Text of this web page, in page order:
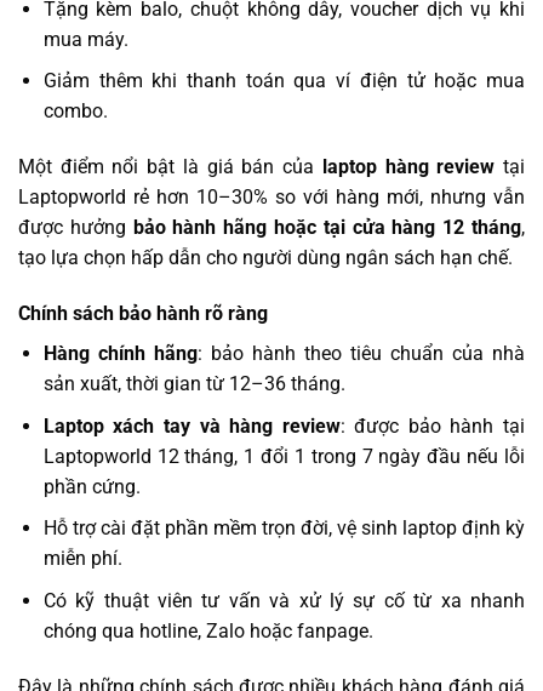
Tặng kèm balo, chuột không dây, voucher dịch vụ khi
mua máy.
Giảm thêm khi thanh toán qua ví điện tử hoặc mua
combo.
Một điểm nổi bật là giá bán của laptop hàng review tại
Laptopworld rẻ hơn 10–30% so với hàng mới, nhưng vẫn
được hưởng bảo hành hãng hoặc tại cửa hàng 12 tháng,
tạo lựa chọn hấp dẫn cho người dùng ngân sách hạn chế.
Chính sách bảo hành rõ ràng
Hàng chính hãng: bảo hành theo tiêu chuẩn của nhà
sản xuất, thời gian từ 12–36 tháng.
Laptop xách tay và hàng review: được bảo hành tại
Laptopworld 12 tháng, 1 đổi 1 trong 7 ngày đầu nếu lỗi
phần cứng.
Hỗ trợ cài đặt phần mềm trọn đời, vệ sinh laptop định kỳ
miễn phí.
Có kỹ thuật viên tư vấn và xử lý sự cố từ xa nhanh
chóng qua hotline, Zalo hoặc fanpage.
Đây là những chính sách được nhiều khách hàng đánh giá